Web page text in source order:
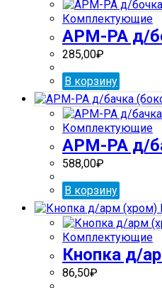
Комплектующие
АРМ-РА д/
285,00₽
В корзину
Комплектующие
АРМ-РА д/
588,00₽
В корзину
Комплектующие
Кнопка д/
86,50₽